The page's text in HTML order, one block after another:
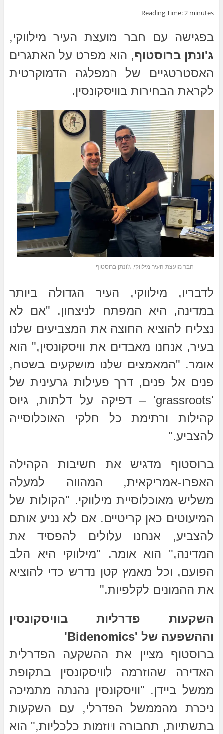
o
k
Reading Time:2 minutes
בפגישה עם חבר מועצת העיר מילווקי,
ג'ונתן ברוסטוף, הוא מפרט על האתגרים
האסטרטגיים של המפלגה הדמוקרטית
לקראת הבחירות בוויסקונסין.
חבר מועצת העיר מילווקי, ג'ונתן ברוסטוף
לדבריו, מילווקי, העיר הגדולה ביותר
במדינה, היא המפתח לניצחון. "אם לא
נצליח להוציא החוצה את המצביעים שלנו
בעיר, אנחנו מאבדים את וויסקונסין," הוא
אומר. "המאמצים שלנו מושקעים בשטח,
פנים אל פנים, דרך פעילות גרעינית של
'grassroots' – דפיקה על דלתות, גיוס
קהילות ורתימת כל חלקי האוכלוסייה
להצביע."
ברוסטוף מדגיש את חשיבות הקהילה
האפרו-אמריקאית, המהווה למעלה
משליש מאוכלוסיית מילווקי. "הקולות של
המיעוטים כאן קריטיים. אם לא נניע אותם
להצביע, אנחנו עלולים להפסיד את
המדינה," הוא אומר. "מילווקי היא הלב
הפועם, וכל מאמץ קטן נדרש כדי להוציא
את ההמונים לקלפיות."
השקעות פדרליות בוויסקונסין
וההשפעה של 'Bidenomics'
ברוסטוף מציין את ההשקעה הפדרלית
האדירה שהוזרמה לוויסקונסין בתקופת
ממשל ביידן. "וויסקונסין נהנתה מתמיכה
ניכרת מהממשל הפדרלי, עם השקעות
בתשתיות, תחבורה ויוזמות כלכליות," הוא